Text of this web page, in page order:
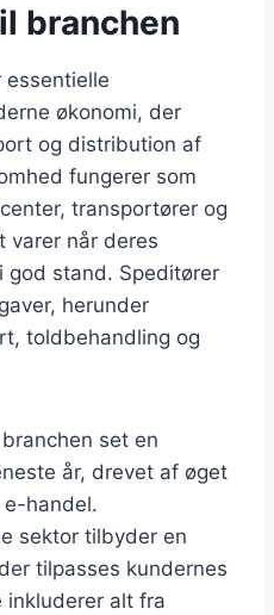
branchen
essentielle
økonomi, der
og distribution af
fungerer som
transportører og
varer når deres
god stand. Speditører
herunder
toldbehandling og
set en
år, drevet af øget
handel.
sektor tilbyder en
tilpasses kundernes
inkluderer alt fra